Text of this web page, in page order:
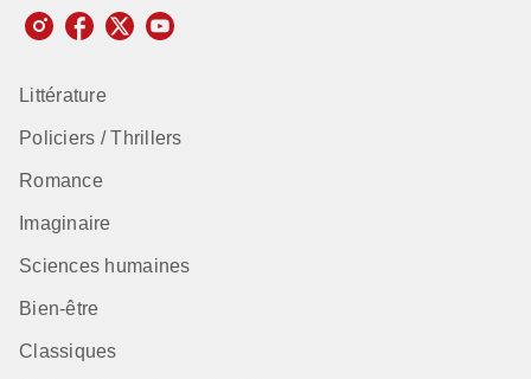
Littérature
Policiers / Thrillers
Romance
Imaginaire
Sciences humaines
Bien-être
Classiques